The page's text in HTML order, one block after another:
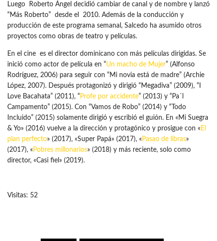
Luego Roberto Ángel decidió cambiar de canal y de nombre y lanzó
“Más Roberto” desde el 2010. Además de la conducción y
producción de este programa semanal, Salcedo ha asumido otros
proyectos como obras de teatro y películas.
En el cine es el director dominicano con más películas dirigidas. Se
inició como actor de película en “Un macho de Mujer” (Alfonso
Rodríguez, 2006) para seguir con “Mi novia está de madre” (Archie
López, 2007). Después protagonizó y dirigió “Megadiva” (2009), “I
Love Bacahata” (2011), “ Profe por accidente” (2013) y “Pa´l
Campamento” (2015). Con “Vamos de Robo” (2014) y “Todo
Incluido” (2015) solamente dirigió y escribió el guión. En «Mi Suegra
& Yo» (2016) vuelve a la dirección y protagónico y prosigue con « El
plan perfecto» (2017), «Super Papá» (2017), « Pasao de libras»
(2017), « Pobres millonarios» (2018) y más reciente, solo como
director, «Casi fiel» (2019).
Visitas: 52